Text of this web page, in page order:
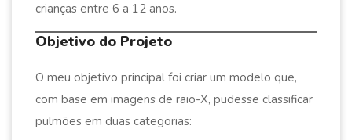
crianças entre 6 a 12 anos.
Objetivo do Projeto
O meu objetivo principal foi criar um modelo que,
com base em imagens de raio-X, pudesse classificar
pulmões em duas categorias: